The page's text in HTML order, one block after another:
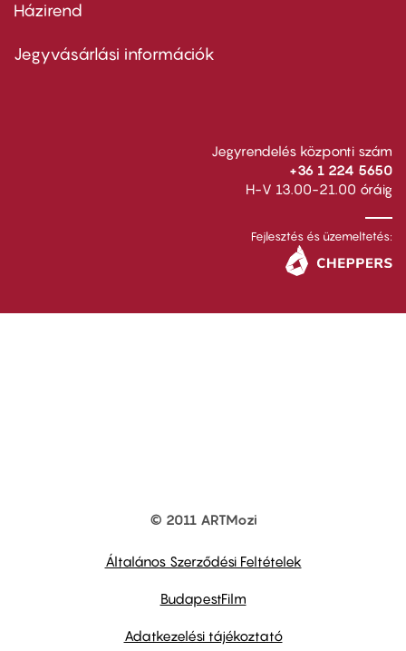
Footer
second
Házirend
Jegyvásárlási információk
Jegyrendelés központi szám
+36 1 224 5650
H-V 13.00-21.00 óráig
Fejlesztés és üzemeltetés:
© 2011 ARTMozi
Általános Szerződési Feltételek
BudapestFilm
Adatkezelési tájékoztató